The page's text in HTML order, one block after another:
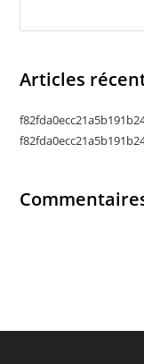
Articles